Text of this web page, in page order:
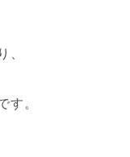
す。